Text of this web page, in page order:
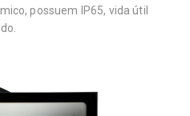
possuem IP65, vida útil